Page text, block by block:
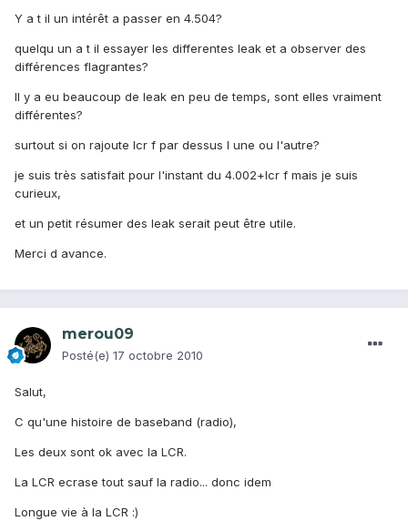
Y a t il un intérêt a passer en 4.504?
quelqu un a t il essayer les differentes leak et a observer des
différences flagrantes?
Il y a eu beaucoup de leak en peu de temps, sont elles vraiment
différentes?
surtout si on rajoute lcr f par dessus l une ou l'autre?
je suis très satisfait pour l'instant du 4.002+lcr f mais je suis
curieux,
et un petit résumer des leak serait peut être utile.
Merci d avance.
merou09
Posté(e) 17 octobre 2010
Salut,
C qu'une histoire de baseband (radio),
Les deux sont ok avec la LCR.
La LCR ecrase tout sauf la radio... donc idem
Longue vie à la LCR :)